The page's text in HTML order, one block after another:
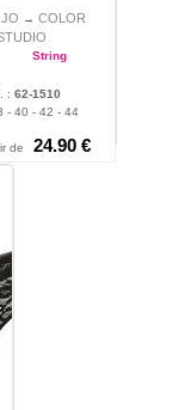
→ COLOR
String
: 62-1510
- 40 - 42 - 44
de 24.90 €